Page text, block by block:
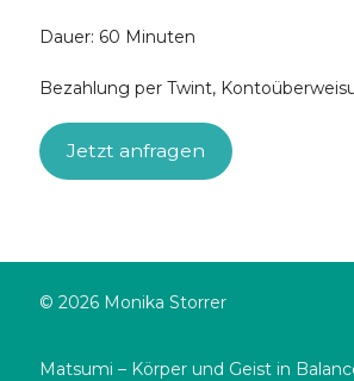
Dauer: 60 Minuten
Bezahlung per Twint,
Jetzt anfragen
© 2026 Monika Storrer
Matsumi – Körper und Geist in